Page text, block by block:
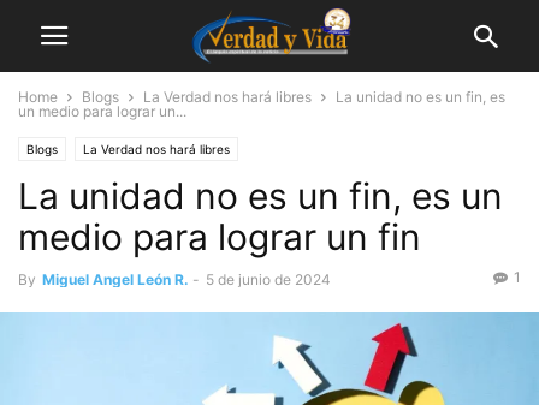
Home Blogs La Verdad nos hará libres
La unidad no es un fin, es
un medio para lograr un...
Blogs La Verdad nos hará libres
La unidad no es un fin, es un
medio para lograr un fin
By Miguel Angel León R. - 5 de junio de 2024 1